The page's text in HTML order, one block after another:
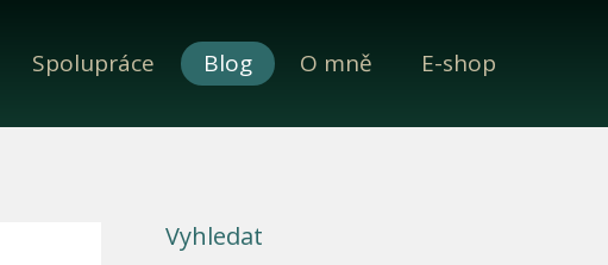
Spolupráce Blog O mně E-shop
Vyhledat